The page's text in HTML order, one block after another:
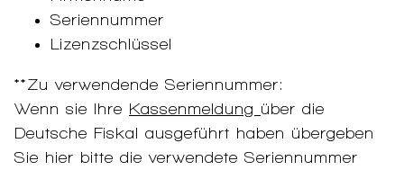
Seriennummer
Lizenzschlüssel
**Zu verwendende Seriennummer:
Wenn sie Ihre Kassenmeldung über die
Deutsche Fiskal ausgeführt haben übergeben
Sie hier bitte die verwendete Seriennummer